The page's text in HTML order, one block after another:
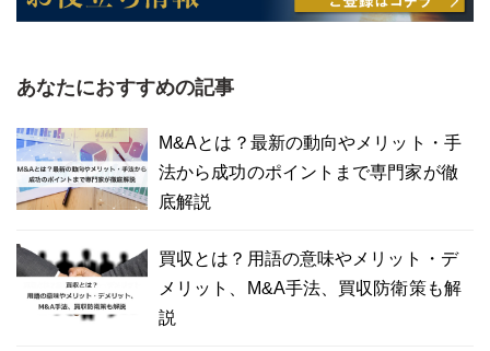
あなたにおすすめの記事
M&Aとは？最新の動向やメリット・手
法から成功のポイントまで専門家が徹
底解説
買収とは？用語の意味やメリット・デ
メリット、M&A手法、買収防衛策も解
説